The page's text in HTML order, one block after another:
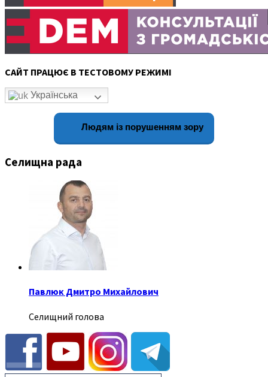
САЙТ ПРАЦЮЄ В ТЕСТОВОМУ РЕЖИМІ
Українська
Людям із порушенням зору
Селищна рада
Павлюк Дмитро Михайлович
Селищний голова